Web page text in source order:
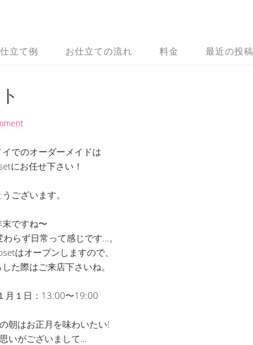
立て例 お仕立ての流れ 料金 最近の投稿
でのオーダーメイドは
にお任せ下さい！
ございます。
末ですね〜
らず日常って感じです…。
はオープンしますので、
た際はご来店下さいね。
１日：13:00〜19:00
朝はお正月を味わいたい!
いがございまして…